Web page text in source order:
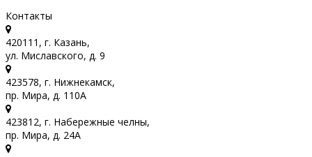
Контакты
420111, г. Казань,
ул. Миславского, д. 9
423578, г. Нижнекамск,
пр. Мира, д. 110А
423812, г. Набережные челны,
пр. Мира, д. 24А